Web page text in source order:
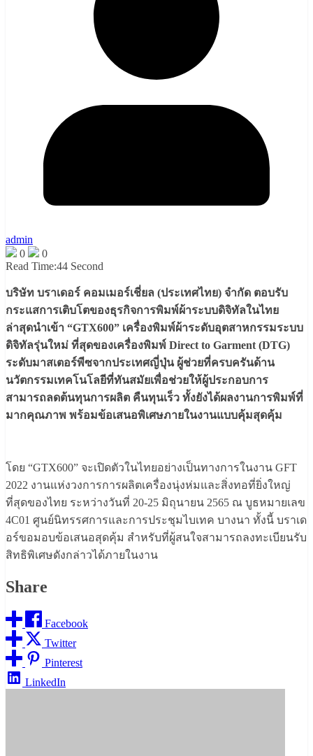
admin
0
0
Read Time:44 Second
บริษัท บราเดอร์ คอมเมอร์เชี่ยล (ประเทศไทย) จำกัด ตอบรับ
กระแสการเติบโตของธุรกิจการพิมพ์ผ้าระบบดิจิทัลในไทย
ล่าสุดนำเข้า “GTX600” เครื่องพิมพ์ผ้าระดับอุตสาหกรรมระบบ
ดิจิทัลรุ่นใหม่ ที่สุดของเครื่องพิมพ์ Direct to Garment (DTG)
ระดับมาสเตอร์พีซจากประเทศญี่ปุ่น ผู้ช่วยที่ครบครันด้าน
นวัตกรรมเทคโนโลยีที่ทันสมัยเพื่อช่วยให้ผู้ประกอบการ
สามารถลดต้นทุนการผลิต คืนทุนเร็ว ทั้งยังได้ผลงานการพิมพ์ที่
มากคุณภาพ พร้อมข้อเสนอพิเศษภายในงานแบบคุ้มสุดคุ้ม
โดย “GTX600” จะเปิดตัวในไทยอย่างเป็นทางการในงาน GFT
2022 งานแห่งวงการการผลิตเครื่องนุ่งห่มและสิ่งทอที่ยิ่งใหญ่
ที่สุดของไทย ระหว่างวันที่ 20-25 มิถุนายน 2565 ณ บูธหมายเลข
4C01 ศูนย์นิทรรศการและการประชุมไบเทค บางนา ทั้งนี้ บราเด
อร์ขอมอบข้อเสนอสุดคุ้ม สำหรับที่ผู้สนใจสามารถลงทะเบียนรับ
สิทธิพิเศษดังกล่าวได้ภายในงาน
Share
Facebook
Twitter
Pinterest
LinkedIn